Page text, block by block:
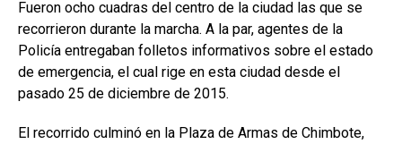
Fueron ocho cuadras del centro de la ciudad las que se
recorrieron durante la marcha. A la par, agentes de la
Policía entregaban folletos informativos sobre el estado
de emergencia, el cual rige en esta ciudad desde el
pasado 25 de diciembre de 2015.
El recorrido culminó en la Plaza de Armas de Chimbote,